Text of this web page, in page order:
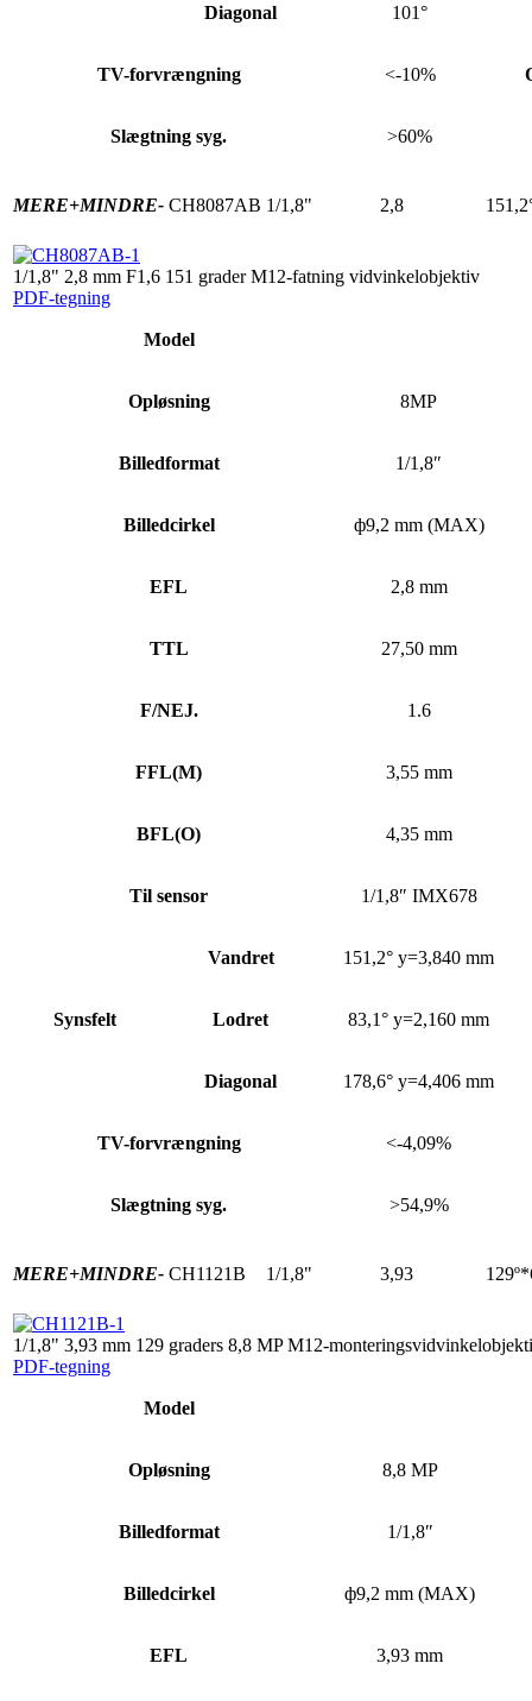
Diagonal 101°
TV-forvrængning <-10%
Slægtning syg. >60%
MERE+MINDRE- CH8087AB 1/1,8" 2,8
1/1,8" 2,8 mm F1,6 151 grader M12-fatning vidvinkelobjektiv
PDF-tegning
Model
Opløsning 8MP
Billedformat 1/1,8″
Billedcirkel ф9,2 mm (MAX)
EFL 2,8 mm
TTL 27,50 mm
F/NEJ. 1.6
FFL(M) 3,55 mm
BFL(O) 4,35 mm
Til sensor 1/1,8″ IMX678
Synsfelt
Vandret 151,2° y=3,840 mm
Lodret 83,1° y=2,160 mm
Diagonal 178,6° y=4,406 mm
TV-forvrængning <-4,09%
Slægtning syg. >54,9%
MERE+MINDRE- CH1121B 1/1,8" 3,93
1/1,8" 3,93 mm 129 graders 8,8 MP M12-
PDF-tegning
Model
Opløsning 8,8 MP
Billedformat 1/1,8″
Billedcirkel ф9,2 mm (MAX)
EFL 3,93 mm